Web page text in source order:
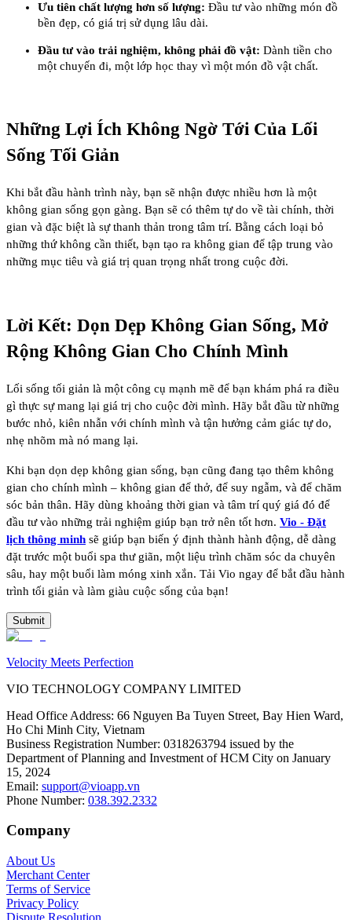
Ưu tiên chất lượng hơn số lượng: Đầu tư vào những món đồ
bền đẹp, có giá trị sử dụng lâu dài.
Đầu tư vào trải nghiệm, không phải đồ vật: Dành tiền cho
một chuyến đi, một lớp học thay vì một món đồ vật chất.
Những Lợi Ích Không Ngờ Tới Của Lối
Sống Tối Giản
Khi bắt đầu hành trình này, bạn sẽ nhận được nhiều hơn là một
không gian sống gọn gàng. Bạn sẽ có thêm tự do về tài chính, thời
gian và đặc biệt là sự thanh thản trong tâm trí. Bằng cách loại bỏ
những thứ không cần thiết, bạn tạo ra không gian để tập trung vào
những mục tiêu và giá trị quan trọng nhất trong cuộc đời.
Lời Kết: Dọn Dẹp Không Gian Sống, Mở
Rộng Không Gian Cho Chính Mình
Lối sống tối giản là một công cụ mạnh mẽ để bạn khám phá ra điều
gì thực sự mang lại giá trị cho cuộc đời mình. Hãy bắt đầu từ những
bước nhỏ, kiên nhẫn với chính mình và tận hưởng cảm giác tự do,
nhẹ nhõm mà nó mang lại.
Khi bạn dọn dẹp không gian sống, bạn cũng đang tạo thêm không
gian cho chính mình – không gian để thở, để suy ngẫm, và để chăm
sóc bản thân. Hãy dùng khoảng thời gian và tâm trí quý giá đó để
đầu tư vào những trải nghiệm giúp bạn trở nên tốt hơn. Vio - Đặt
lịch thông minh sẽ giúp bạn biến ý định thành hành động, dễ dàng
đặt trước một buổi spa thư giãn, một liệu trình chăm sóc da chuyên
sâu, hay một buổi làm móng xinh xắn. Tải Vio ngay để bắt đầu hành
trình tối giản và làm giàu cuộc sống của bạn!
Submit
Velocity Meets Perfection
VIO TECHNOLOGY COMPANY LIMITED
Head Office Address: 66 Nguyen Ba Tuyen Street, Bay Hien Ward,
Ho Chi Minh City, Vietnam
Business Registration Number: 0318263794 issued by the
Department of Planning and Investment of HCM City on January
15, 2024
Email: support@vioapp.vn
Phone Number: 038.392.2332
Company
About Us
Merchant Center
Terms of Service
Privacy Policy